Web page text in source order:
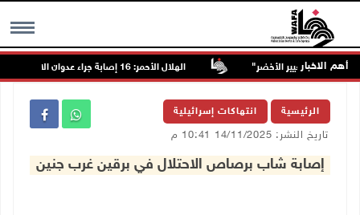
MENU أهم الاخبار الهلال الأحمر: 16 إصابة جراء عدوان الاحتلال على قلنديا وكفر عقب
الرئيسية انتهاكات إسرائيلية
تاريخ النشر: 14/11/2025 10:41 م
إصابة شاب برصاص الاحتلال في برقين غرب جنين